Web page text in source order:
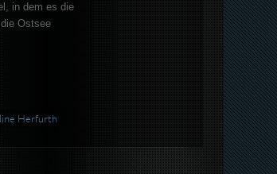
in dem es die
Ostsee
Herfurth